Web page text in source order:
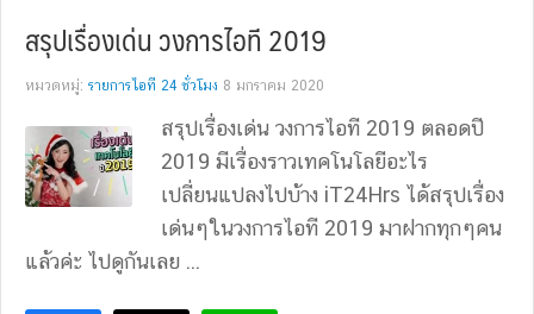
สรุปเรื่องเด่น วงการไอที 2019
หมวดหมู่: รายการไอที 24 ชั่วโมง 8 มกราคม 2020
สรุปเรื่องเด่น วงการไอที 2019 ตลอดปี
2019 มีเรื่องราวเทคโนโลยีอะไร
เปลี่ยนแปลงไปบ้าง iT24Hrs ได้สรุปเรื่อง
เด่นๆในวงการไอที 2019 มาฝากทุกๆคน
แล้วค่ะ ไปดูกันเลย ...